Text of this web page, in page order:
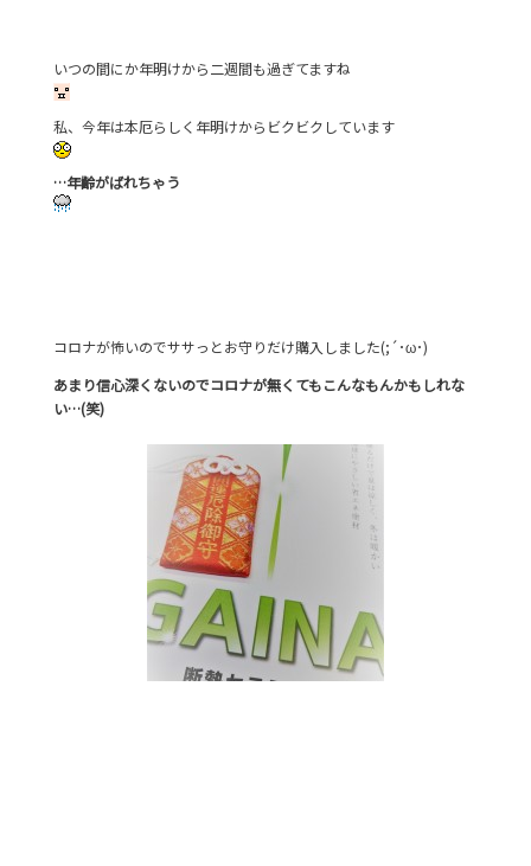
いつの間にか年明けから二週間も過ぎてますね
私、今年は本厄らしく年明けからビクビクしています
…年齢がばれちゃう
コロナが怖いのでササっとお守りだけ購入しました(;´･ω･)
あまり信心深くないのでコロナが無くてもこんなもんかもしれな
い…(笑)